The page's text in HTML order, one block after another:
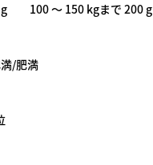
g 100 〜 150 kgまで 200 g
/肥満